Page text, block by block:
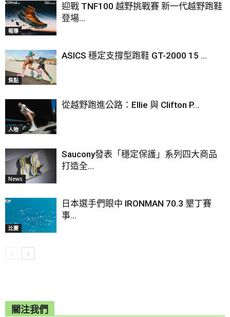
報導
迎戰 TNF100 越野挑戰賽 新一代越野跑鞋
登場...
焦點
ASICS 穩定支撐型跑鞋 GT-2000 15 ...
人物
從越野跑進公路：Ellie 與 Clifton P...
News
Saucony發表「穩定保護」系列四大商品
打造全...
比賽
日本選手們眼中 IRONMAN 70.3 墾丁賽
事...
關注我們